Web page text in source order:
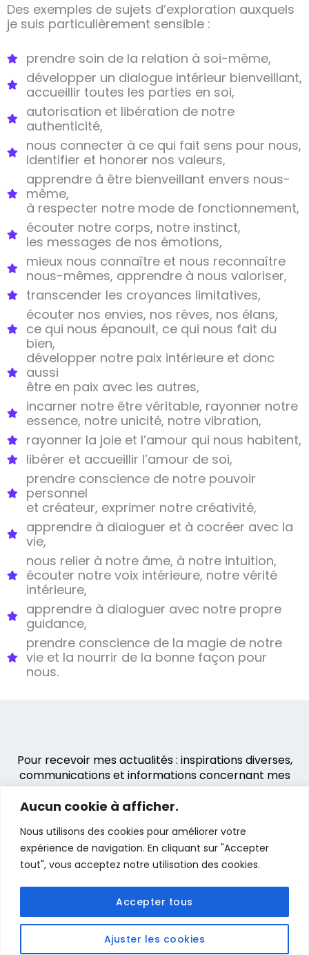
Aucun cookie à afficher.
Nous utilisons des cookies pour améliorer votre
expérience de navigation. En cliquant sur "Accepter
tout", vous acceptez notre utilisation des cookies.
Ajuster les cookies
Accepter tous
Des exemples de sujets d’exploration auxquels
je suis particulièrement sensible :
prendre soin de la relation à soi-même,
développer un dialogue intérieur bienveillant,
accueillir toutes les parties en soi,
autorisation et libération de notre
authenticité,
nous connecter à ce qui fait sens pour nous,
identifier et honorer nos valeurs,
apprendre à être bienveillant envers nous-
même,
à respecter notre mode de fonctionnement,
écouter notre corps, notre instinct,
les messages de nos émotions,
mieux nous connaître et nous reconnaître
nous-mêmes, apprendre à nous valoriser,
transcender les croyances limitatives,
écouter nos envies, nos rêves, nos élans,
ce qui nous épanouit, ce qui nous fait du
bien,
développer notre paix intérieure et donc
aussi
être en paix avec les autres,
incarner notre être véritable, rayonner notre
essence, notre unicité, notre vibration,
rayonner la joie et l’amour qui nous habitent,
libérer et accueillir l’amour de soi,
prendre conscience de notre pouvoir
personnel
et créateur, exprimer notre créativité,
apprendre à dialoguer et à cocréer avec la
vie,
nous relier à notre âme, à notre intuition,
écouter notre voix intérieure, notre vérité
intérieure,
apprendre à dialoguer avec notre propre
guidance,
prendre conscience de la magie de notre
vie et la nourrir de la bonne façon pour
nous.
Pour recevoir mes actualités : inspirations diverses,
communications et informations concernant mes
prestations.
Merci pour votre confiance.
Abonnez-vous à la newsletter
Copyright © 2026 Ana Agra.
Mentions légales
Politique de confidentialité